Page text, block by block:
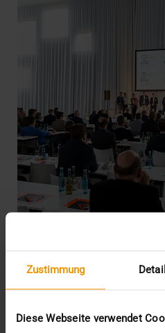
Zustimmung
Diese Webseite verwendet
VISUS Symposium
03.07.2017